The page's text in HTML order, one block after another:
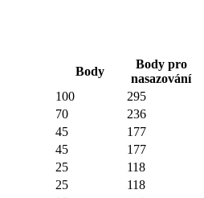
Body
Body pro
nasazování
100
295
70
236
45
177
45
177
25
118
25
118